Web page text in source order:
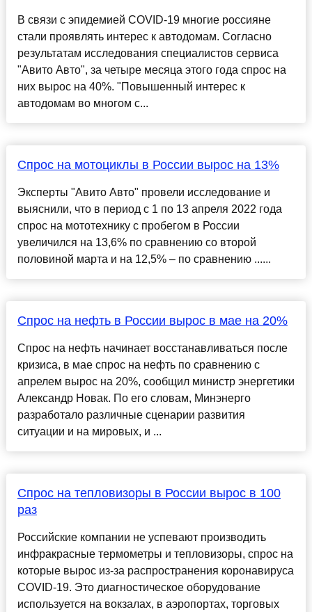
В связи с эпидемией COVID-19 многие россияне
стали проявлять интерес к автодомам. Согласно
результатам исследования специалистов сервиса
"Авито Авто", за четыре месяца этого года спрос на
них вырос на 40%. "Повышенный интерес к
автодомам во многом с...
Спрос на мотоциклы в России вырос на 13%
Эксперты "Авито Авто" провели исследование и
выяснили, что в период с 1 по 13 апреля 2022 года
спрос на мототехнику с пробегом в России
увеличился на 13,6% по сравнению со второй
половиной марта и на 12,5% – по сравнению ......
Спрос на нефть в России вырос в мае на 20%
Спрос на нефть начинает восстанавливаться после
кризиса, в мае спрос на нефть по сравнению с
апрелем вырос на 20%, сообщил министр энергетики
Александр Новак. По его словам, Минэнерго
разработало различные сценарии развития
ситуации и на мировых, и ...
Спрос на тепловизоры в России вырос в 100
раз
Российские компании не успевают производить
инфракрасные термометры и тепловизоры, спрос на
которые вырос из-за распространения коронавируса
COVID-19. Это диагностическое оборудование
используется на вокзалах, в аэропортах, торговых